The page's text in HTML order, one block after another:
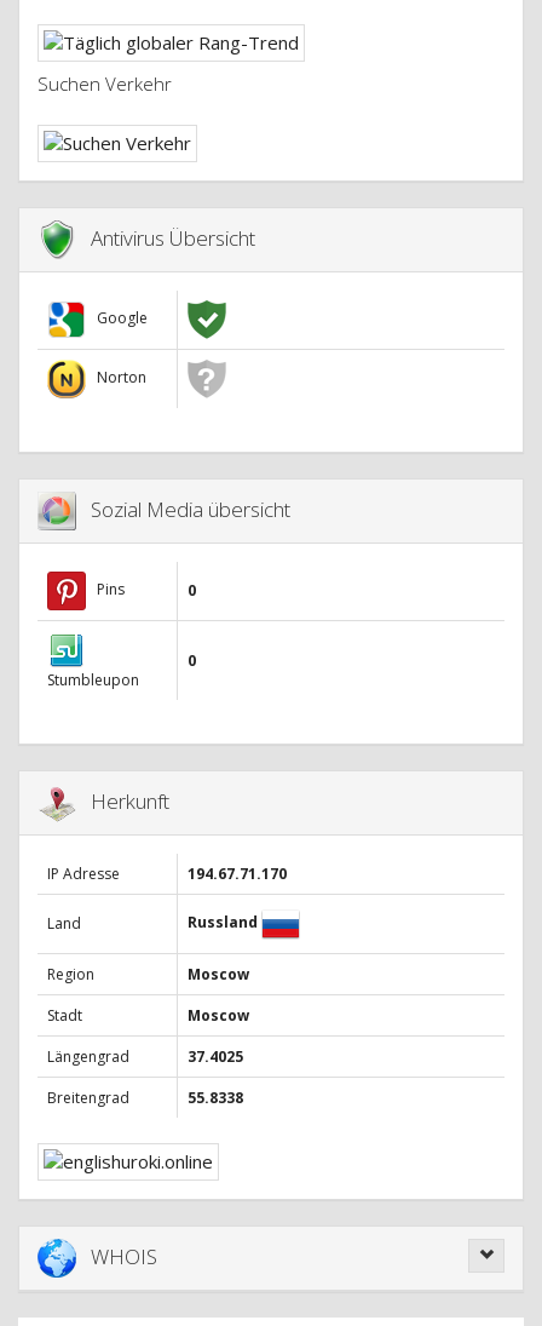
Suchen Verkehr
Antivirus Übersicht
Google
Norton
Sozial Media übersicht
Pins 0
Stumbleupon
0
Herkunft
IP Adresse 194.67.71.170
Land Russland
Region
Moscow
Stadt
Moscow
Längengrad
37.4025
Breitengrad
55.8338
WHOIS